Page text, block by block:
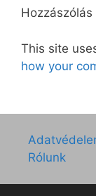
This site
how your
Rólunk